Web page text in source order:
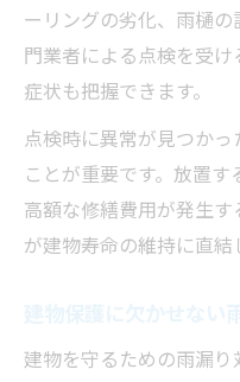
ーリングの劣化、雨樋
門業者による点検を受
症状も把握できます。
点検時に異常が見つか
ことが重要です。放置
高額な修繕費用が発生
が建物寿命の維持に直結
建物を守るための雨漏